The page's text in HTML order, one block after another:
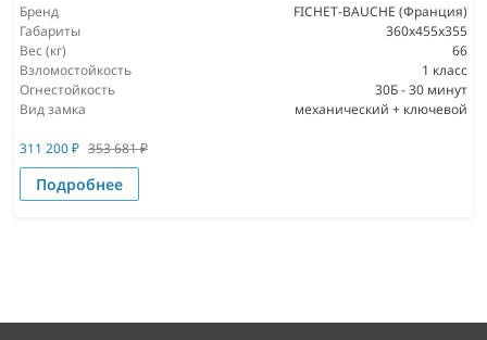
Бренд
FICHET-BAUCHE (Франция)
Габариты
360x455x355
Вес (кг)
66
Взломостойкость
1 класс
Огнестойкость
30Б - 30 минут
Вид замка
механический + ключевой
311 200₽ 353 681₽
Подробнее